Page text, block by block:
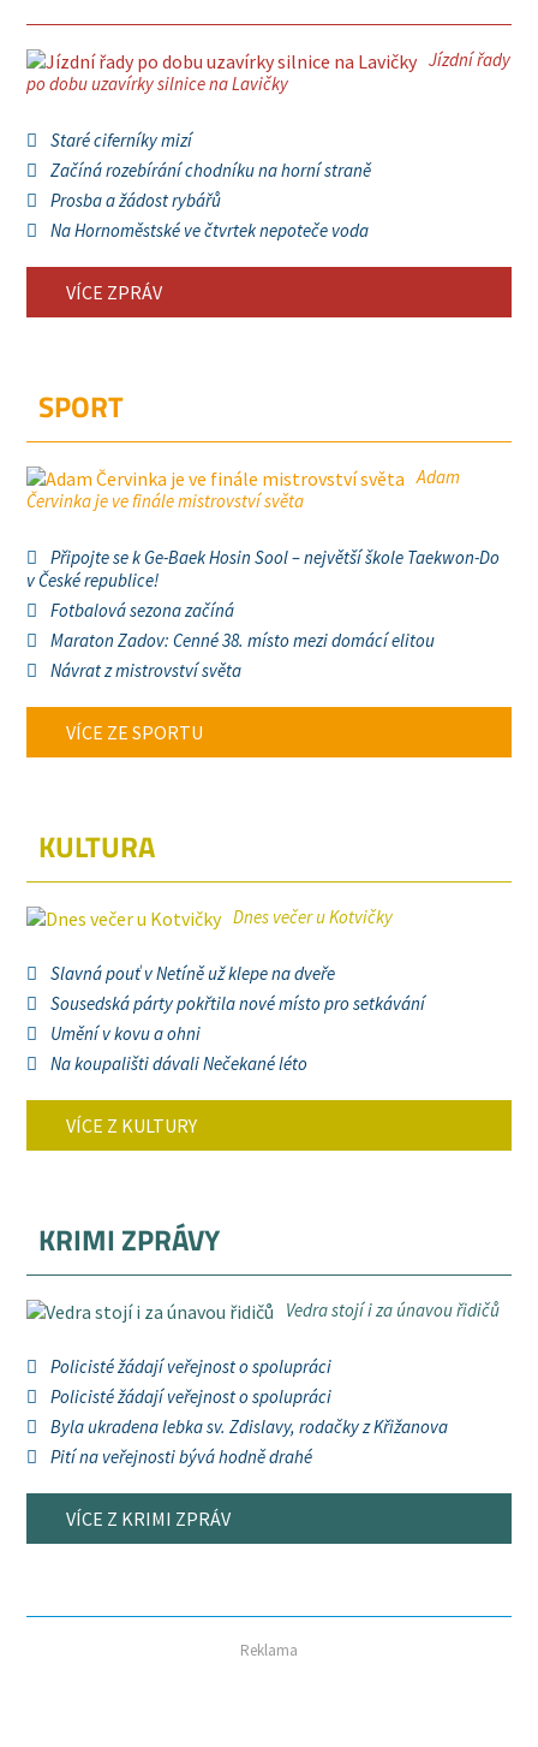
Jízdní řady
po dobu uzavírky silnice na Lavičky
Staré ciferníky mizí
Začíná rozebírání chodníku na horní straně
Prosba a žádost rybářů
Na Hornoměstské ve čtvrtek nepoteče voda
VÍCE ZPRÁV
SPORT
Adam
Červinka je ve finále mistrovství světa
Připojte se k Ge-Baek Hosin Sool – největší škole Taekwon-Do
v České republice!
Fotbalová sezona začíná
Maraton Zadov: Cenné 38. místo mezi domácí elitou
Návrat z mistrovství světa
VÍCE ZE SPORTU
KULTURA
Dnes večer u Kotvičky
Slavná pouť v Netíně už klepe na dveře
Sousedská párty pokřtila nové místo pro setkávání
Umění v kovu a ohni
Na koupališti dávali Nečekané léto
VÍCE Z KULTURY
KRIMI ZPRÁVY
Vedra stojí i za únavou řidičů
Policisté žádají veřejnost o spolupráci
Policisté žádají veřejnost o spolupráci
Byla ukradena lebka sv. Zdislavy, rodačky z Křižanova
Pití na veřejnosti bývá hodně drahé
VÍCE Z KRIMI ZPRÁV
Reklama